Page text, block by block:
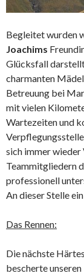
Begleitet wurden
Joachims
Glücksfall
charmanten
Betreuung bei
mit vielen
Wartezeiten und
sich immer wieder
Teammitgliedern
professionell
An dieser Stelle
Das Rennen:
Die nächste
bescherte